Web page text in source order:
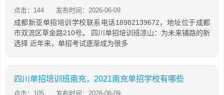
点击：144 发布时间：2026-06-09
成都新亚单招培训学校联系电话18982139672，地址位于成都
市双流区草金路210号。 四川单招培训班凉山：为未来铺路的新
选择 近年来，单招考试逐渐成为很多
四川单招培训班南充，2021南充单招学校有哪些
点击：105 发布时间：2026-06-09